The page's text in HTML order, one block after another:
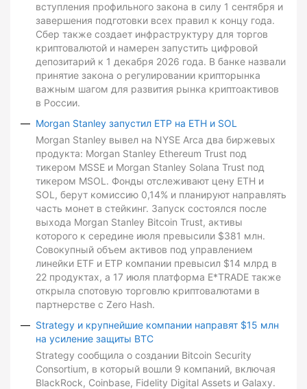
вступления профильного закона в силу 1 сентября и
завершения подготовки всех правил к концу года.
Сбер также создает инфраструктуру для торгов
криптовалютой и намерен запустить цифровой
депозитарий к 1 декабря 2026 года. В банке назвали
принятие закона о регулировании крипторынка
важным шагом для развития рынка криптоактивов
в России.
Morgan Stanley запустил ETP на ETH и SOL
Morgan Stanley вывел на NYSE Arca два биржевых
продукта: Morgan Stanley Ethereum Trust под
тикером MSSE и Morgan Stanley Solana Trust под
тикером MSOL. Фонды отслеживают цену ETH и
SOL, берут комиссию 0,14% и планируют направлять
часть монет в стейкинг. Запуск состоялся после
выхода Morgan Stanley Bitcoin Trust, активы
которого к середине июля превысили $381 млн.
Совокупный объем активов под управлением
линейки ETF и ETP компании превысил $14 млрд в
22 продуктах, а 17 июля платформа E*TRADE также
открыла спотовую торговлю криптовалютами в
партнерстве с Zero Hash.
Strategy и крупнейшие компании направят $15 млн
на усиление защиты BTC
Strategy сообщила о создании Bitcoin Security
Consortium, в который вошли 9 компаний, включая
BlackRock, Coinbase, Fidelity Digital Assets и Galaxy.